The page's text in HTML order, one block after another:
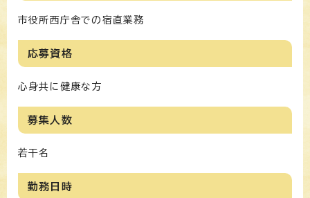
市役所西庁舎での宿直業務
応募資格
心身共に健康な方
募集人数
若干名
勤務日時